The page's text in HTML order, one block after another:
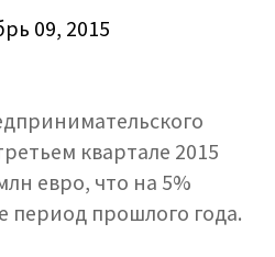
09, 2015
квартале 2015
евро, что на 5%
период прошлого года.